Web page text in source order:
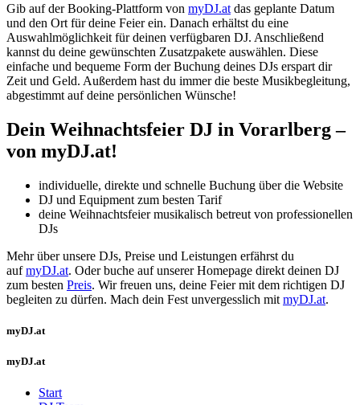
Gib auf der Booking-Plattform von myDJ.at das geplante Datum
und den Ort für deine Feier ein. Danach erhältst du eine
Auswahlmöglichkeit für deinen verfügbaren DJ. Anschließend
kannst du deine gewünschten Zusatzpakete auswählen. Diese
einfache und bequeme Form der Buchung deines DJs erspart dir
Zeit und Geld. Außerdem hast du immer die beste Musikbegleitung,
abgestimmt auf deine persönlichen Wünsche!
Dein Weihnachtsfeier DJ in Vorarlberg–
von myDJ.at!
individuelle, direkte und schnelle Buchung über die Website
DJ und Equipment zum besten Tarif
deine Weihnachtsfeier musikalisch betreut von professionellen
DJs
Mehr über unsere DJs, Preise und Leistungen erfährst du
aufmyDJ.at. Oder buche auf unserer Homepage direkt deinen DJ
zum besten Preis. Wir freuen uns, deine Feier mit dem richtigen DJ
begleiten zu dürfen. Mach dein Fest unvergesslich mit myDJ.at.
myDJ.at
myDJ.at
Start